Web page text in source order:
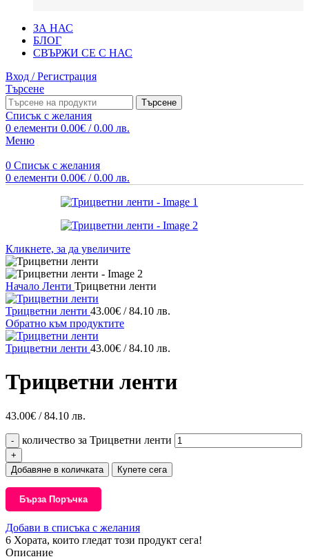
ЗА НАС
БЛОГ
СВЪРЖИ СЕ С НАС
Вход / Регистрация
Търсене
Търсене
Списък с желания
0 елементи 0.00€ / 0.00 лв.
Меню
0 Списък с желания
0 елементи 0.00€ / 0.00 лв.
Кликнете, за да увеличите
Начало Ленти Трицветни ленти
Трицветни ленти 43.00€ / 84.10 лв.
Обратно към продуктите
Трицветни ленти 43.00€ / 84.10 лв.
Трицветни ленти
43.00€ / 84.10 лв.
количество за Трицветни ленти
Добавяне в количката Купете сега
Бърза Поръчка
Добави в списъка с желания
6 Хората, които гледат този продукт сега!
Описание